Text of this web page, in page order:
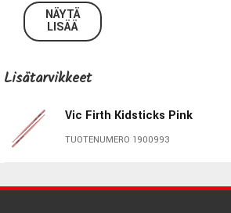
tarjoavat kullannupuillesi mahdollisuuden
konsertteihin ja harrastaa musiikkia
Kuulokkeiden mukana toimitetaan kevyt
Tekniset tiedot:
Vaimennus:
Jopa 25dB
Koko:
Lasten koko
NÄYTÄ
LISÄÄ
Lisätarvikkeet
Vic Firth Kidsticks Pink
TUOTENUMERO 1900993